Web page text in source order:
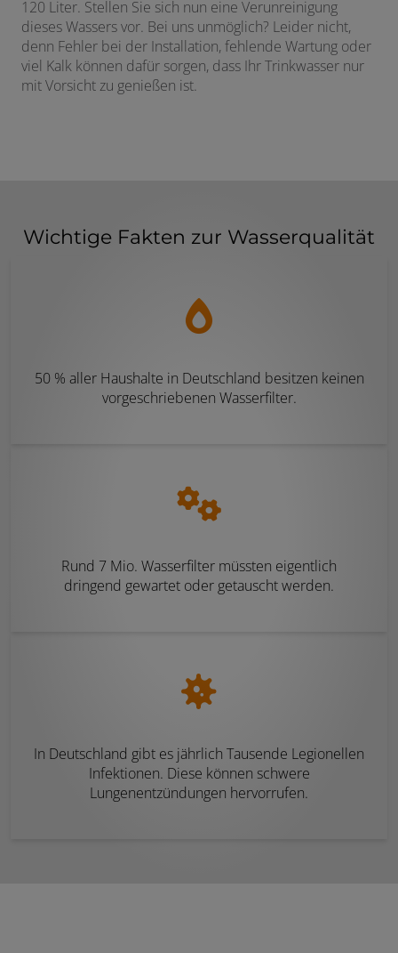
120 Liter. Stellen Sie sich nun eine Verunreinigung
dieses Wassers vor. Bei uns unmöglich? Leider nicht,
denn Fehler bei der Installation, fehlende Wartung oder
viel Kalk können dafür sorgen, dass Ihr Trinkwasser nur
mit Vorsicht zu genießen ist.
Wichtige Fakten zur Wasserqualität
50 % aller Haushalte in Deutschland besitzen keinen
vorgeschriebenen Wasserfilter.
Rund 7 Mio. Wasserfilter müssten eigentlich
dringend gewartet oder getauscht werden.
In Deutschland gibt es jährlich Tausende Legionellen
Infektionen. Diese können schwere
Lungenentzündungen hervorrufen.